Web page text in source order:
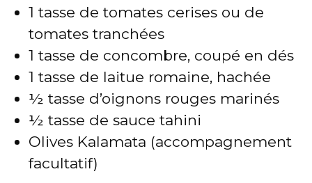
1 tasse de tomates cerises ou de
tomates tranchées
1 tasse de concombre, coupé en dés
1 tasse de laitue romaine, hachée
½ tasse d’oignons rouges marinés
½ tasse de sauce tahini
Olives Kalamata (accompagnement
facultatif)